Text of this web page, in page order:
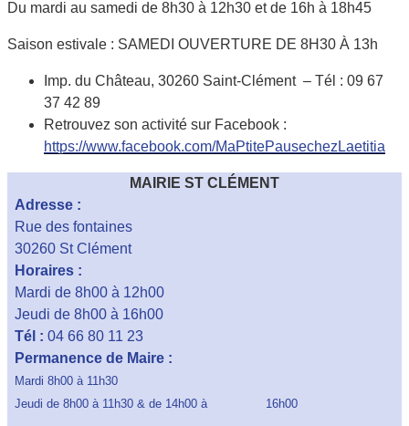
Du mardi au samedi de 8h30 à 12h30 et de 16h à 18h45
Saison estivale : SAMEDI OUVERTURE DE 8H30 À 13h
Imp. du Château, 30260 Saint-Clément – Tél : 09 67
37 42 89
Retrouvez son activité sur Facebook :
https://www.facebook.com/MaPtitePausechezLaetitia
MAIRIE ST CLÉMENT
Adresse :
Rue des fontaines
30260 St Clément
Horaires :
Mardi de 8h00 à 12h00
Jeudi de 8h00 à 16h00
Tél : 04 66 80 11 23
Permanence de Maire :
Mardi 8h00 à 11h30
Jeudi de 8h00 à 11h30 & de 14h00 à 16h00